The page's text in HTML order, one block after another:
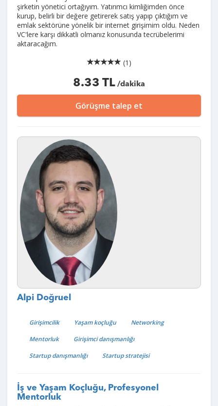
şirketin yönetici ortağıyım. Yatırımcı kimliğimden önce
kurup, belirli bir değere getirerek satış yapıp çıktığım ve
emlak sektörüne yönelik bir internet girişimim oldu. Neden
VC'lere karşı dikkatli olmanız konusunda tecrübelerimi
aktaracağım.
(1)
8.33 TL /dakika
Görüşme talep et
Alpi Doğruel
Girişimcilik Yaşam koçluğu
Networking
Mentorluk
Girişimci danışmanlığı
Startup danışmanlığı
Startup stratejisi
İş ve Yaşam Koçluğu, Profesyonel
Mentorluk